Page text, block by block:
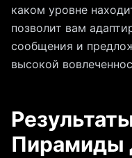
каком уровне
позволит вам
сообщения и
высокой
Пирамиды